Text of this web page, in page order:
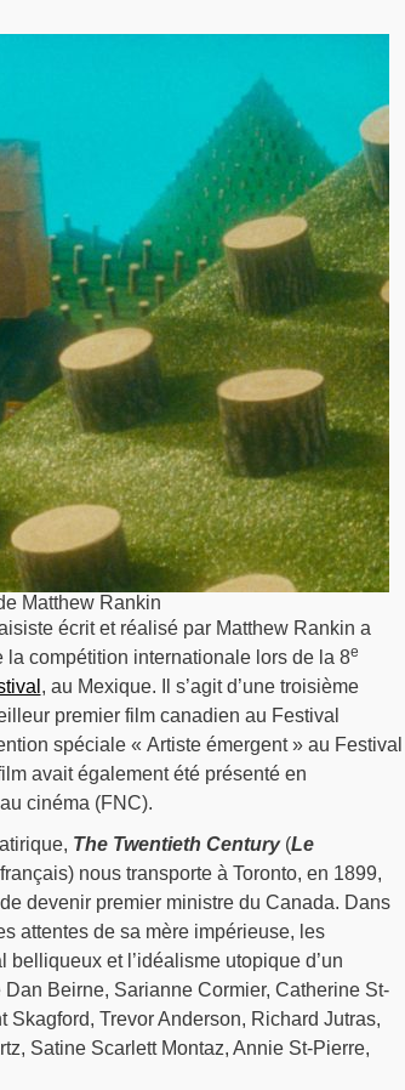
Matthew Rankin
écrit et réalisé par Matthew Rankin a
compétition internationale lors de la 8e
, au Mexique. Il s’agit d’une troisième
premier film canadien au Festival
spéciale « Artiste émergent » au Festival
avait également été présenté en
cinéma (FNC).
The Twentieth Century(Le
nous transporte à Toronto, en 1899,
devenir premier ministre du Canada. Dans
attentes de sa mère impérieuse, les
et l’idéalisme utopique d’un
Beirne, Sarianne Cormier, Catherine St-
Trevor Anderson, Richard Jutras,
Satine Scarlett Montaz, Annie St-Pierre,